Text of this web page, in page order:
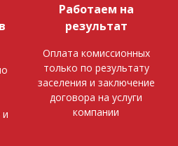
Работаем на
результат
Оплата комиссионных
только по результату
заселения и заключение
договора на услуги
компании